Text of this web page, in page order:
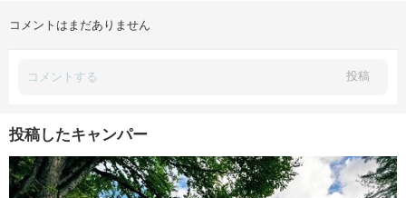
コメントはまだありません
投稿
投稿したキャンパー